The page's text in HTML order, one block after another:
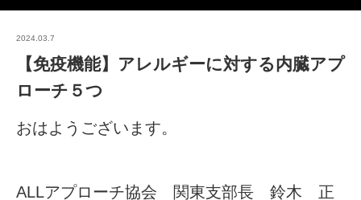
2024.03.7
【免疫機能】アレルギーに対する内臓アプ
ローチ５つ
おはようございます。
ALLアプローチ協会 関東支部長 鈴木 正